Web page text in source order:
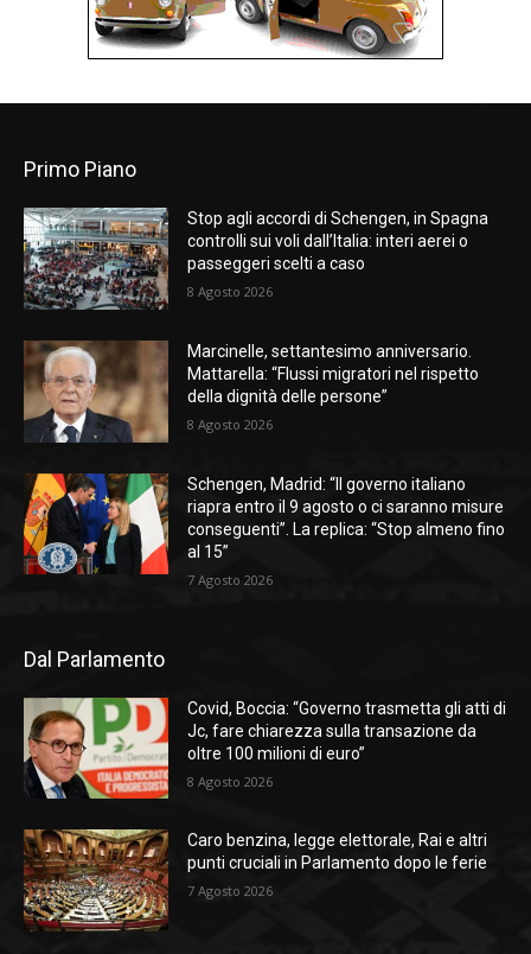
Primo Piano
Stop agli accordi di Schengen, in Spagna
controlli sui voli dall’Italia: interi aerei o
passeggeri scelti a caso
8 Agosto 2026
Marcinelle, settantesimo anniversario.
Mattarella: “Flussi migratori nel rispetto
della dignità delle persone”
8 Agosto 2026
Schengen, Madrid: “Il governo italiano
riapra entro il 9 agosto o ci saranno misure
conseguenti”. La replica: “Stop almeno fino
al 15”
7 Agosto 2026
Dal Parlamento
Covid, Boccia: “Governo trasmetta gli atti di
Jc, fare chiarezza sulla transazione da
oltre 100 milioni di euro”
8 Agosto 2026
Caro benzina, legge elettorale, Rai e altri
punti cruciali in Parlamento dopo le ferie
7 Agosto 2026